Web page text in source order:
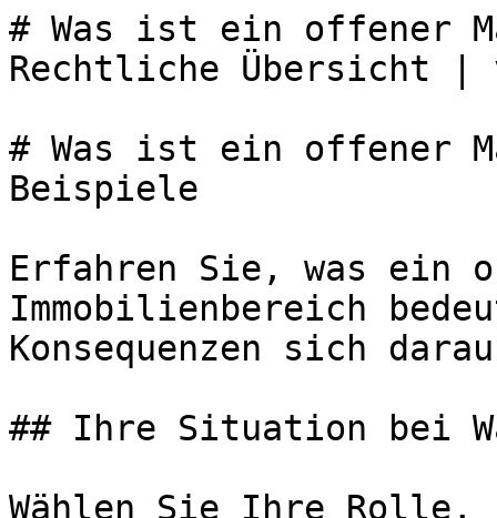
# Was ist ein offener
Rechtliche Übersicht |
# Was ist ein offener
Beispiele
Erfahren Sie, was ein
Immobilienbereich
Konsequenzen sich
## Ihre Situation bei
Wählen Sie Ihre Rolle,